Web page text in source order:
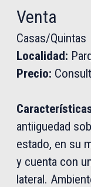
Venta
Casas/Quintas
Localidad:
Precio:
antiiguedad
estado, en su
y cuenta con
lateral.